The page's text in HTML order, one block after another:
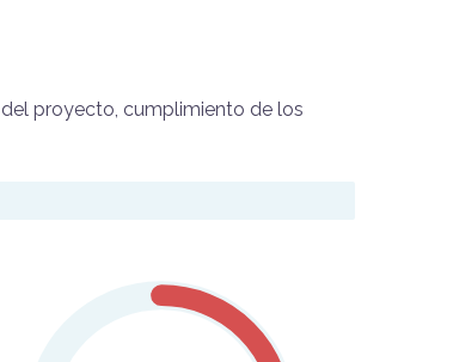
proyecto, cumplimiento de los